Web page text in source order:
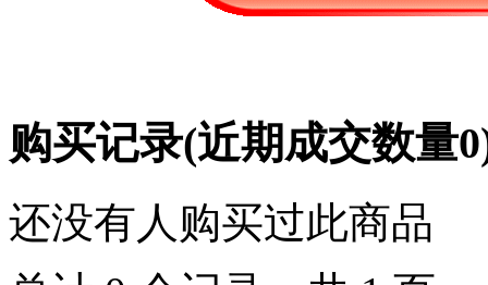
购买记录(近期成交数量0
还没有人购买过此商品